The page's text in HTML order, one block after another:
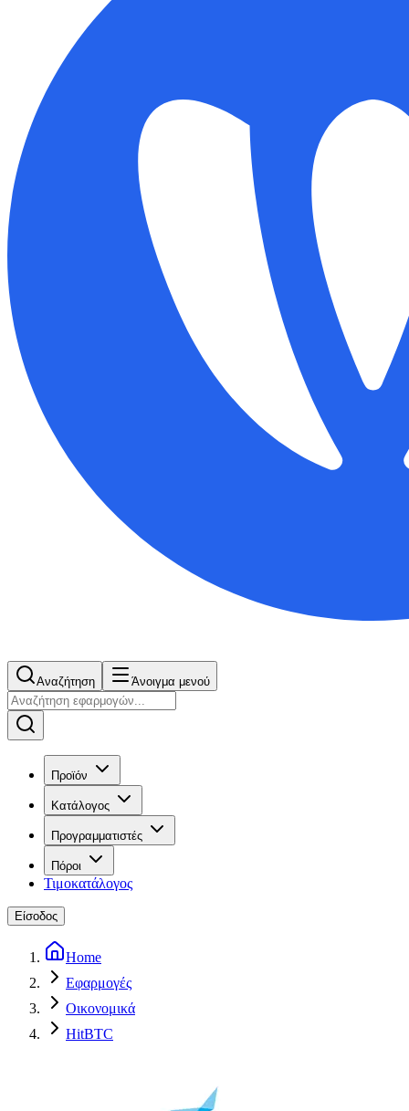
Αναζήτηση Άνοιγμα μενού
Προϊόν
Κατάλογος
Προγραμματιστές
Πόροι
Τιμοκατάλογος
Είσοδος
Home
Εφαρμογές
Οικονομικά
HitBTC